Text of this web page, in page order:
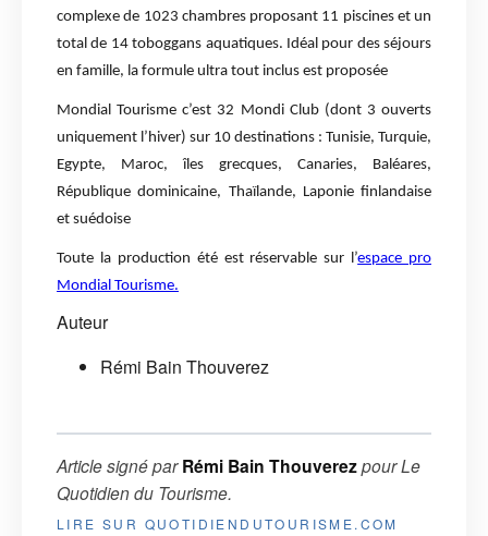
complexe de 1023 chambres proposant 11 piscines et un
total de 14 toboggans aquatiques. Idéal pour des séjours
en famille, la formule ultra tout inclus est proposée
Mondial Tourisme c’est 32 Mondi Club (dont 3 ouverts
uniquement l’hiver) sur 10 destinations : Tunisie, Turquie,
Egypte, Maroc, îles grecques, Canaries, Baléares,
République dominicaine, Thaïlande, Laponie finlandaise
et suédoise
Toute la production été est réservable sur l’espace pro
Mondial Tourisme.
Auteur
Rémi Bain Thouverez
Article signé parRémi Bain ThouverezpourLe
Quotidien du Tourisme.
LIRE SUR QUOTIDIENDUTOURISME.COM